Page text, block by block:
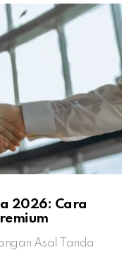
2026: Cara
Asal Tanda